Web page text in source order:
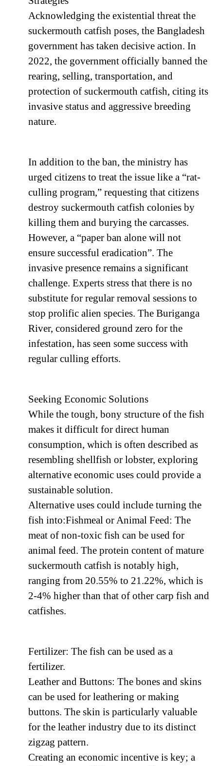
Acknowledging the existential threat the
suckermouth catfish poses, the Bangladesh
government has taken decisive action. In
2022, the government officially banned the
rearing, selling, transportation, and
protection of suckermouth catfish, citing its
invasive status and aggressive breeding
nature.
In addition to the ban, the ministry has
urged citizens to treat the issue like a “rat-
culling program,” requesting that citizens
destroy suckermouth catfish colonies by
killing them and burying the carcasses.
However, a “paper ban alone will not
ensure successful eradication”. The
invasive presence remains a significant
challenge. Experts stress that there is no
substitute for regular removal sessions to
stop prolific alien species. The Buriganga
River, considered ground zero for the
infestation, has seen some success with
regular culling efforts.
Seeking Economic Solutions
While the tough, bony structure of the fish
makes it difficult for direct human
consumption, which is often described as
resembling shellfish or lobster, exploring
alternative economic uses could provide a
sustainable solution.
Alternative uses could include turning the
fish into:Fishmeal or Animal Feed: The
meat of non-toxic fish can be used for
animal feed. The protein content of mature
suckermouth catfish is notably high,
ranging from 20.55% to 21.22%, which is
2-4% higher than that of other carp fish and
catfishes.
Fertilizer: The fish can be used as a
fertilizer.
Leather and Buttons: The bones and skins
can be used for leathering or making
buttons. The skin is particularly valuable
for the leather industry due to its distinct
zigzag pattern.
Creating an economic incentive is key; a